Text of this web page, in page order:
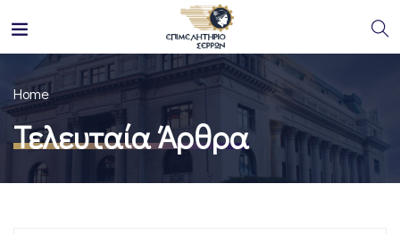
Home
Τελευταία Άρθρα